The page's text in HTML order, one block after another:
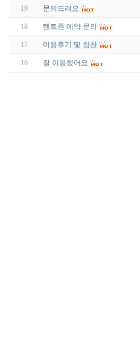
19 문의드려요
18 텐트존 예약 문의
17 이용후기 및 칭찬
16 잘 이용했어요